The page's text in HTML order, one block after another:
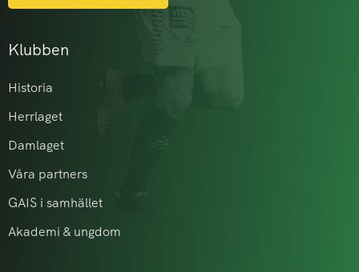
Klubben
Historia
Herrlaget
Damlaget
Våra partners
GAIS i samhället
Akademi & ungdom